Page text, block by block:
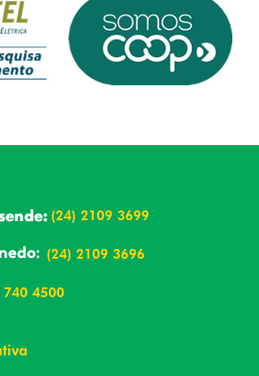
(24) 2109 3699
(24) 2109 3696
740 4500